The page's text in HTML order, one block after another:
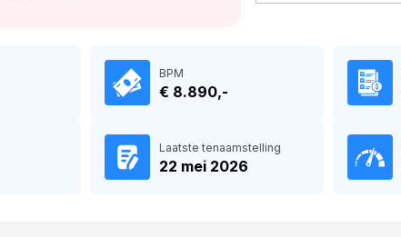
BPM
€ 8.890,-
Laatste tenaamstelling
22 mei 2026